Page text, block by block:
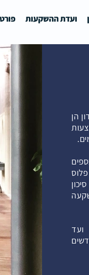
ועדת ההשקעות
הן
בדרך כלל 2-3 חודשים